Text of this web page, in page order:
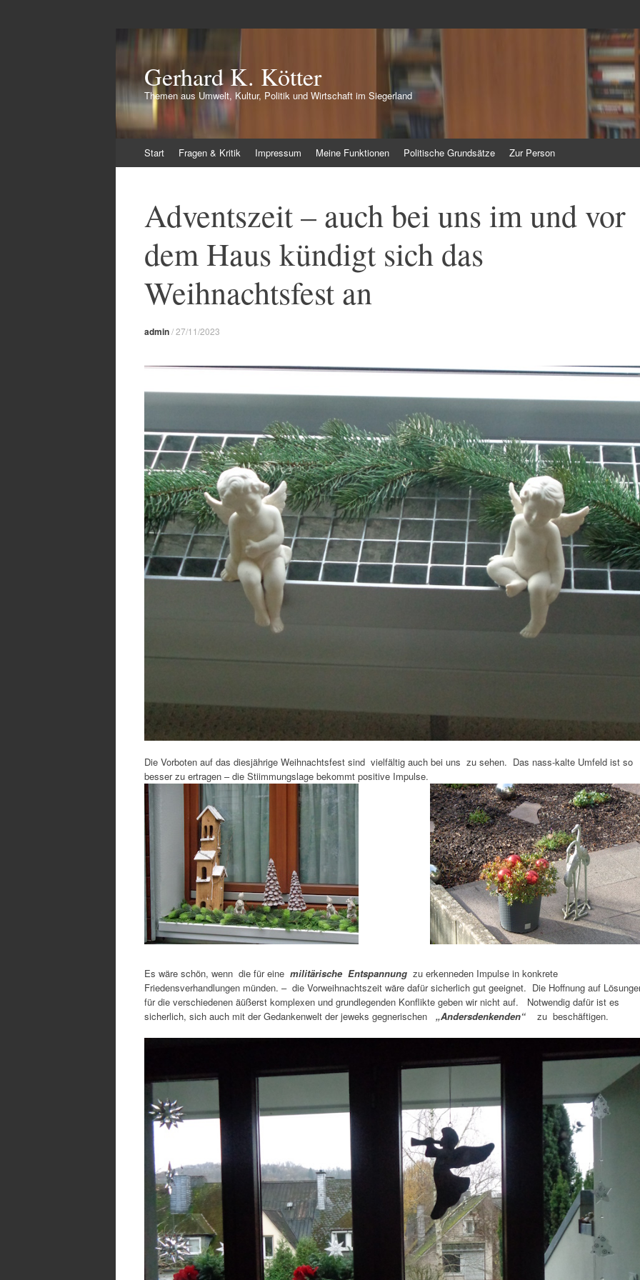
Gerhard K. Kötter
Themen aus Umwelt, Kultur, Politik und Wirtschaft im Siegerland
Inhalt
Start Fragen & Kritik Impressum Meine Funktionen Politische Grundsätze Zur Person
Adventszeit – auch bei uns im und vor
dem Haus kündigt sich das
Weihnachtsfest an
admin/27/11/2023
Die Vorboten auf das diesjährige Weihnachtsfest sind vielfältig auch bei uns zu sehen. Das nass-kalte Umfeld ist so
besser zu ertragen – die Stiimmungslage bekommt positive Impulse.
Es wäre schön, wenn die für eine militärische Entspannung zu erkenneden Impulse in konkrete
Friedensverhandlungen münden. – die Vorweihnachtszeit wäre dafür sicherlich gut geeignet. Die Hoffnung auf
für die verschiedenen äüßerst komplexen und grundlegenden Konflikte geben wir nicht auf. Notwendig dafür ist es
sicherlich, sich auch mit der Gedankenwelt der jeweks gegnerischen „Andersdenkenden“ zu beschäftigen.